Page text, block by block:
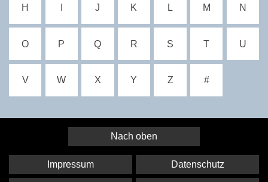
H J K L M N
O P Q R S T U
V W X Y Z #
Nach oben
Impressum Datenschutz